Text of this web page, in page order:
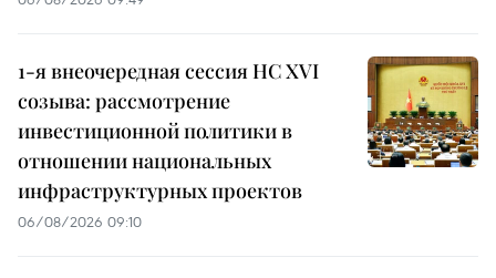
1-я внеочередная сессия НС XVI
созыва: рассмотрение
инвестиционной политики в
отношении национальных
инфраструктурных проектов
06/08/2026 09:10